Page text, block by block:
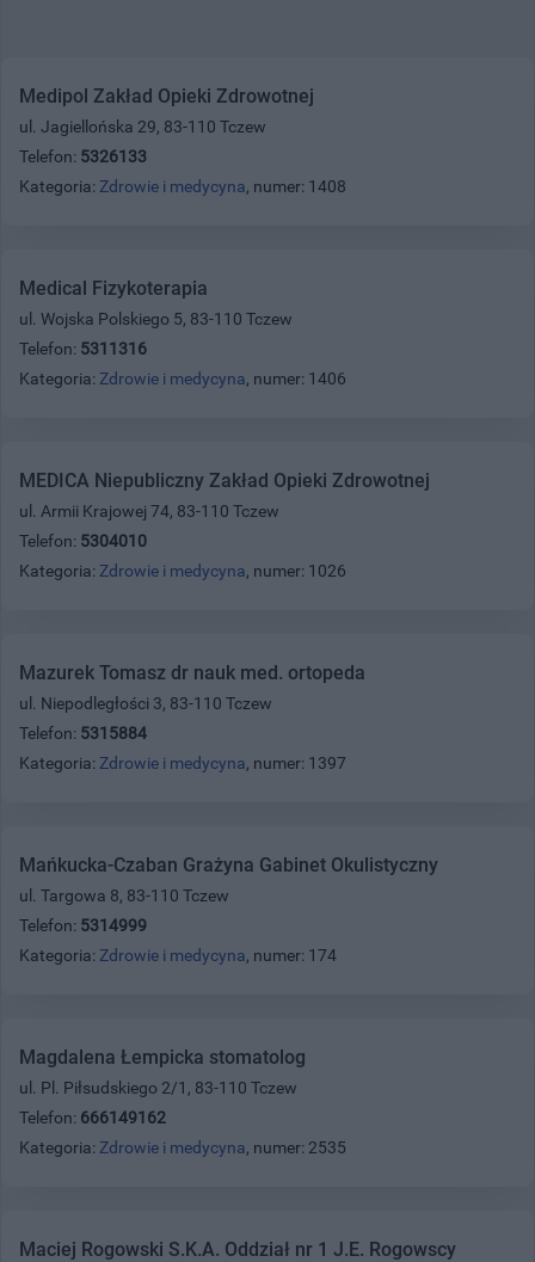
Medipol Zakład Opieki Zdrowotnej
ul. Jagiellońska 29, 83-110 Tczew
Telefon: 5326133
Kategoria: Zdrowie i medycyna, numer: 1408
Medical Fizykoterapia
ul. Wojska Polskiego 5, 83-110 Tczew
Telefon: 5311316
Kategoria: Zdrowie i medycyna, numer: 1406
MEDICA Niepubliczny Zakład Opieki Zdrowotnej
ul. Armii Krajowej 74, 83-110 Tczew
Telefon: 5304010
Kategoria: Zdrowie i medycyna, numer: 1026
Mazurek Tomasz dr nauk med. ortopeda
ul. Niepodległości 3, 83-110 Tczew
Telefon: 5315884
Kategoria: Zdrowie i medycyna, numer: 1397
Mańkucka-Czaban Grażyna Gabinet Okulistyczny
ul. Targowa 8, 83-110 Tczew
Telefon: 5314999
Kategoria: Zdrowie i medycyna, numer: 174
Magdalena Łempicka stomatolog
ul. Pl. Piłsudskiego 2/1, 83-110 Tczew
Telefon: 666149162
Kategoria: Zdrowie i medycyna, numer: 2535
Maciej Rogowski S.K.A. Oddział nr 1 J.E. Rogowscy